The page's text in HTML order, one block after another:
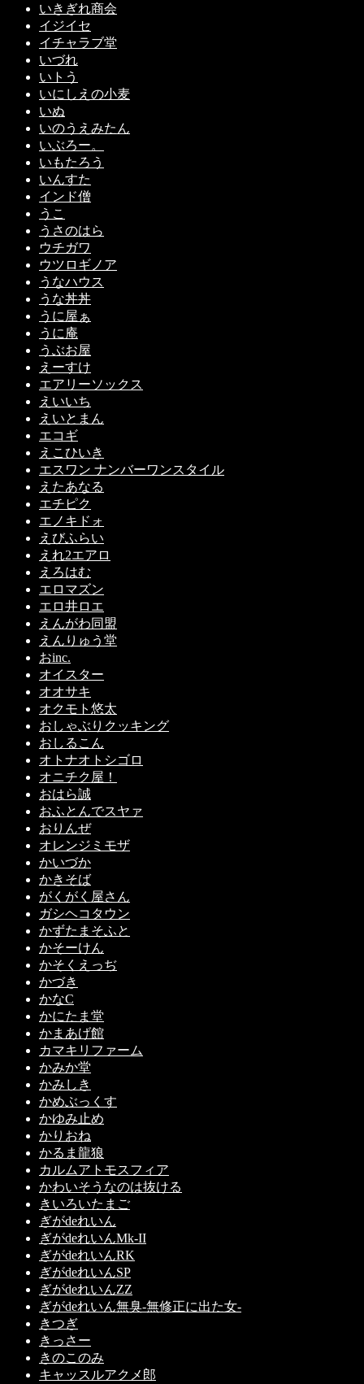
いきぎれ商会
イジイセ
イチャラブ堂
いづれ
いトう
いにしえの小麦
いぬ
いのうえみたん
いぶろー。
いもたろう
いんすた
インド僧
うこ
うさのはら
ウチガワ
ウツロギノア
うなハウス
うな丼丼
うに屋ぁ
うに庵
うぶお屋
えーすけ
エアリーソックス
えいいち
えいとまん
エコギ
えこひいき
エスワン ナンバーワンスタイル
えたあなる
エチピク
エノキドォ
えびふらい
えれ2エアロ
えろはむ
エロマズン
エロ井ロエ
えんがわ同盟
えんりゅう堂
おinc.
オイスター
オオサキ
オクモト悠太
おしゃぶりクッキング
おしるこん
オトナオトシゴロ
オニチク屋！
おはら誠
おふとんでスヤァ
おりんぜ
オレンジミモザ
かいづか
かきそば
がくがく屋さん
ガシヘコタウン
かずたまそふと
かそーけん
かそくえっぢ
かづき
かなC
かにたま堂
かまあげ館
カマキリファーム
かみか堂
かみしき
かめぶっくす
かゆみ止め
かりおね
かるま龍狼
カルムアトモスフィア
かわいそうなのは抜ける
きいろいたまご
ぎがdeれいん
ぎがdeれいんMk-II
ぎがdeれいんRK
ぎがdeれいんSP
ぎがdeれいんZZ
ぎがdeれいん無臭-無修正に出た女-
きつぎ
きっさー
きのこのみ
キャッスルアクメ郎